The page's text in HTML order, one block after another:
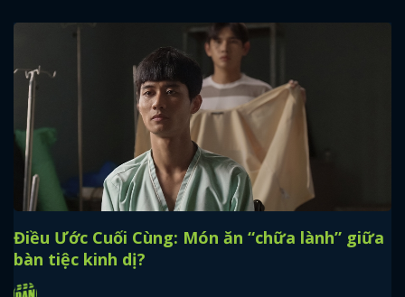
Điều Ước Cuối Cùng: Món ăn “chữa lành” giữa
bàn tiệc kinh dị?